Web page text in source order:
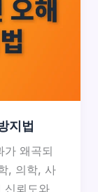
지법
가 왜곡되
, 의학, 사
신뢰도와